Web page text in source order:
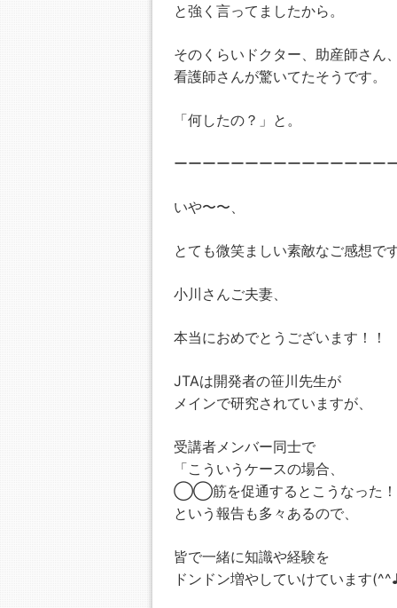
と強く言ってましたから。
そのくらいドクター、助産師さん、
看護師さんが驚いてたそうです。
「何したの？」と。
ーーーーーーーーーーーーーーー
いや〜〜、
とても微笑ましい素敵なご感想で
小川さんご夫妻、
本当におめでとうございます！！
JTAは開発者の笹川先生が
メインで研究されていますが、
受講者メンバー同士で
「こういうケースの場合、
◯◯筋を促通するとこうなった！
という報告も多々あるので、
皆で一緒に知識や経験を
ドンドン増やしていけています